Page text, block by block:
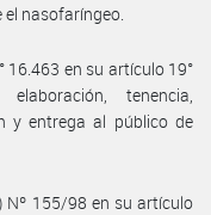
nasofaríngeo.
16.463 en su artículo 19°
tenencia,
y entrega al público de
Nº 155/98 en su artículo